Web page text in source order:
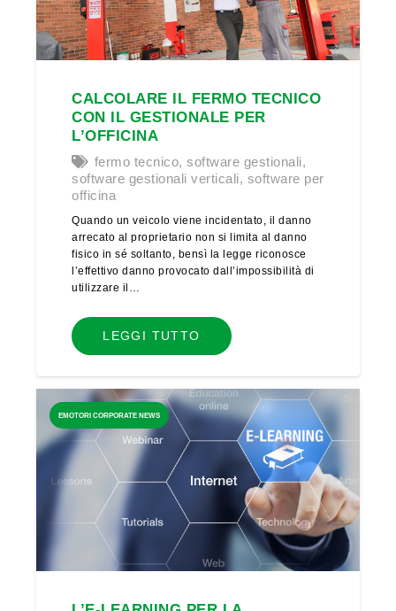
CALCOLARE IL FERMO TECNICO
CON IL GESTIONALE PER
L’OFFICINA
fermo tecnico,software gestionali,
software gestionali verticali, software per
officina
Quando un veicolo viene incidentato, il danno
arrecato al proprietario non si limita al danno
fisico in sé soltanto, bensì la legge riconosce
l’effettivo danno provocato dall’impossibilità di
utilizzare il…
LEGGI TUTTO
EMOTORI CORPORATE NEWS